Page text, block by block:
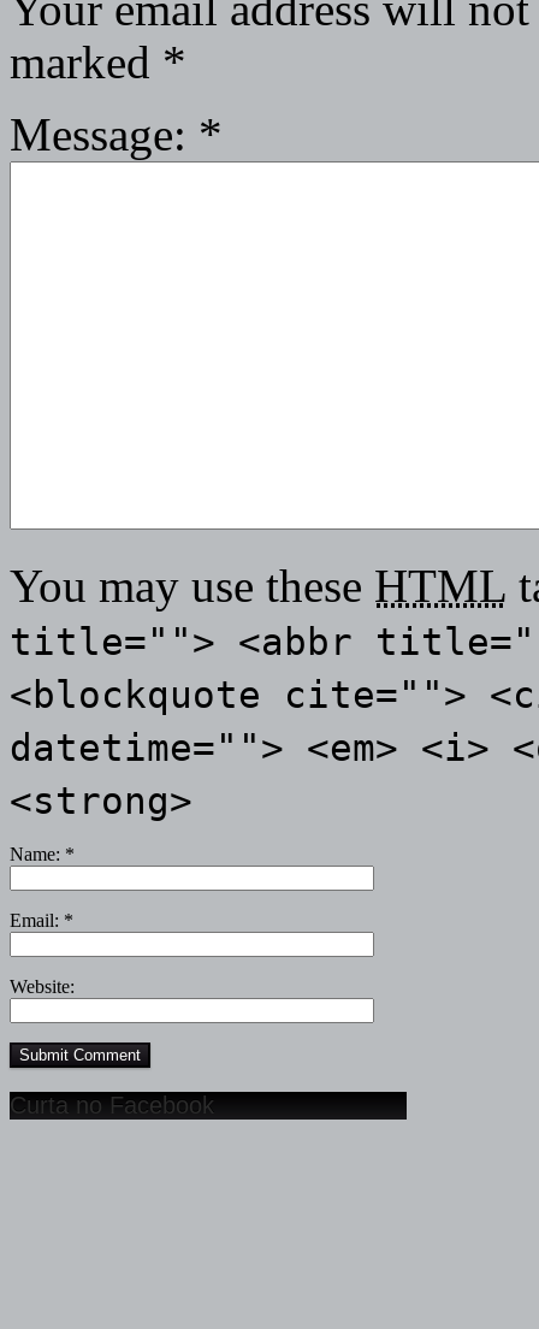
marked *
Message: *
You may use these HTML
title=""> <abbr
<blockquote cite="">
datetime=""> <em> <i>
<strong>
Name: *
Email: *
Website:
Curta no Facebook